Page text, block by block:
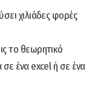
χιλιάδες φορές
το θεωρητικό
σε ένα excel ή σε ένα